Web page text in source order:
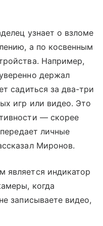
узнает о взломе
а по косвенным
Например,
держал
садиться за два-три
игр или видео. Это
— скорее
личные
Миронов.
является индикатор
когда
записываете видео,